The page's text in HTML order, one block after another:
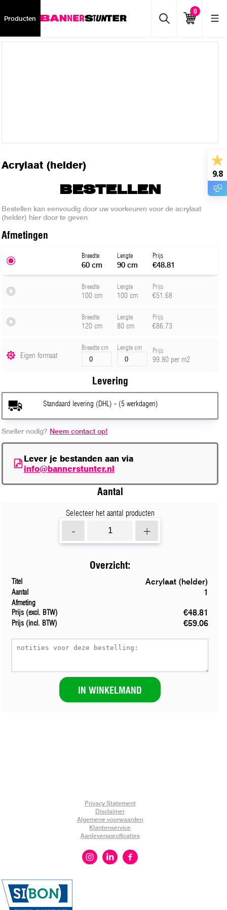
Producten
0
Acrylaat (helder)
BESTELLEN
Bestellen kan eenvoudig door uw voorkeuren voor de acrylaat
(helder) hier door te geven
Afmetingen
Breedte
60 cm
Lengte
90 cm
Prijs
€48.81
Breedte
100 cm
Lengte
100 cm
Prijs
€51.68
Breedte
120 cm
Lengte
80 cm
Prijs
€86.73
Eigen formaat
Breedte cm Lengte cm Prijs
99.80 per m2
Levering
Standaard levering (DHL) - (5 werkdagen)
Sneller nodig? Neem contact op!
Lever je bestanden aan via
info@bannerstunter.nl
Aantal
Selecteer het aantal producten
- +
Overzicht:
Titel Acrylaat (helder)
Aantal 1
Afmeting
Prijs (excl. BTW)
€48.81
Prijs (incl. BTW) €59.06
IN WINKELMAND
Privacy Statement
Disclaimer
Algemene voorwaarden
Klantenservice
Aanleverspecificaties
9.8